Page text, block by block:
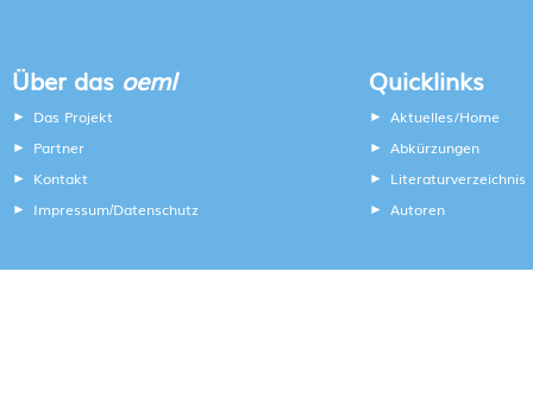
Über das oeml
Das Projekt
Partner
Kontakt
Impressum/Datenschutz
Quicklinks
Aktuelles/Home
Abkürzungen
Literaturverzeichnis
Autoren